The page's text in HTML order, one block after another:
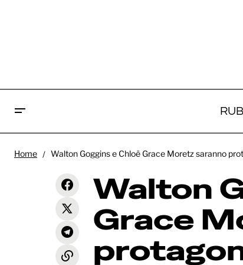
speranzoso sequel di "Sweet
Country"
Home Walton Goggins e Chloë Grace Moretz saranno
Walton
Grace